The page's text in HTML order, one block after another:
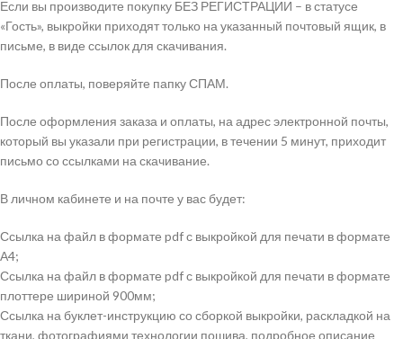
Если вы производите покупку БЕЗ РЕГИСТРАЦИИ – в статусе
«Гость», выкройки приходят только на указанный почтовый ящик, в
письме, в виде ссылок для скачивания.
После оплаты, поверяйте папку СПАМ.
После оформления заказа и оплаты, на адрес электронной почты,
который вы указали при регистрации, в течении 5 минут, приходит
письмо со ссылками на скачивание.
В личном кабинете и на почте у вас будет:
Ссылка на файл в формате pdf с выкройкой для печати в формате
А4;
Ссылка на файл в формате pdf с выкройкой для печати в формате
плоттере шириной 900мм;
Ссылка на буклет-инструкцию со сборкой выкройки, раскладкой на
ткани, фотографиями технологии пошива, подробное описание